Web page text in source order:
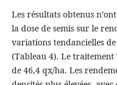
Les résultats obtenus
la dose de semis sur le
variations tendancielles
(Tableau 4). Le
de 46,4 qx/ha. Les